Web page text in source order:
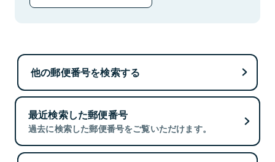
他の郵便番号を検索する
最近検索した郵便番号
過去に検索した郵便番号をご覧いただけます。